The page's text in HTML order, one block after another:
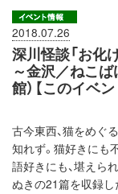
2018.07.26
深川怪談「お化
～金沢／ねこば
館）【このイベ
古今東西、猫をめぐ
知れず。猫好きにも
語好きにも、堪えら
ぬきの21篇を収録し